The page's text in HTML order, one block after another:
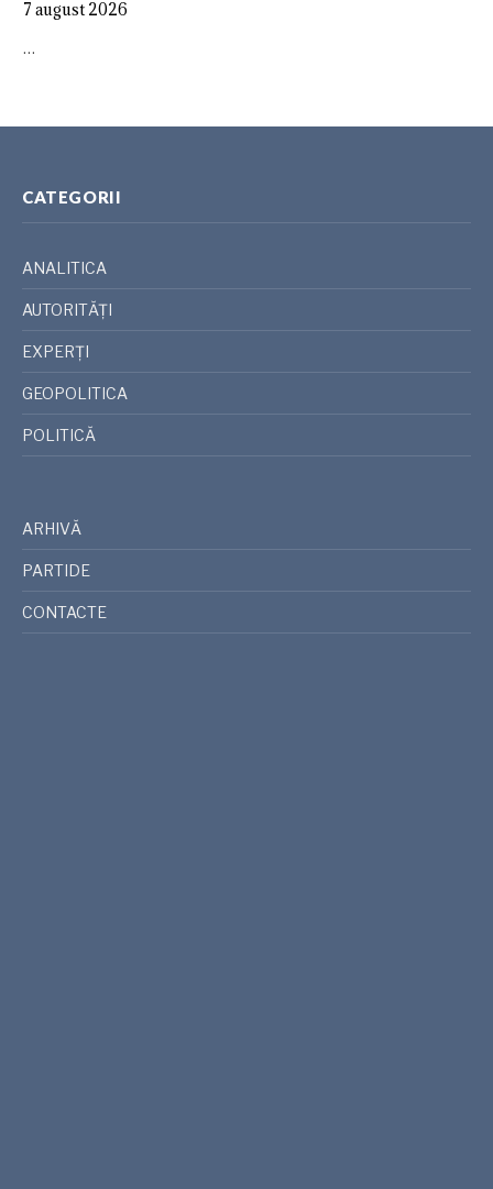
7 august 2026
…
CATEGORII
ANALITICA
AUTORITĂȚI
EXPERȚI
GEOPOLITICA
POLITICĂ
ARHIVĂ
PARTIDE
CONTACTE